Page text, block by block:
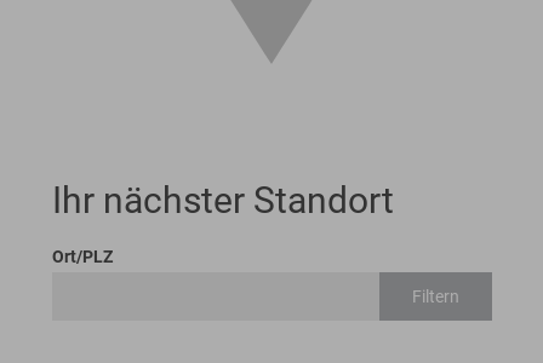
Ihr nächster Standort
Ort/PLZ
Filtern